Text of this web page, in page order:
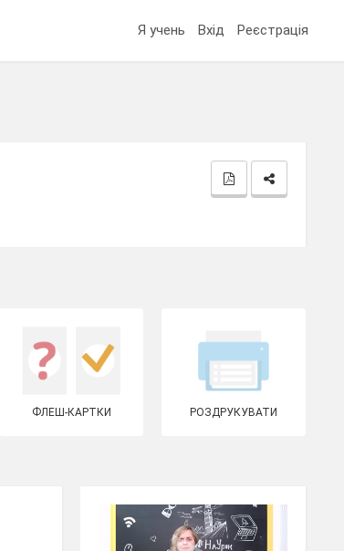
Я учень Вхід Реєстрація
ФЛЕШ-КАРТКИ РОЗДРУКУВАТИ